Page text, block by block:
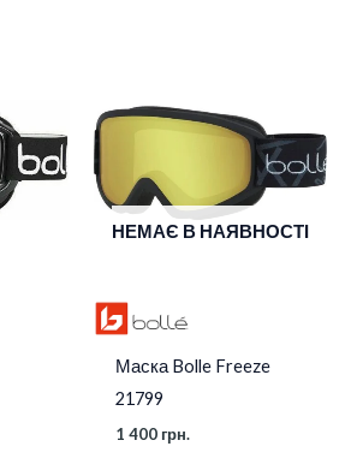
НЕМАЄ В НАЯВНОСТІ
Маска Bolle Freeze
21799
1 400 грн.